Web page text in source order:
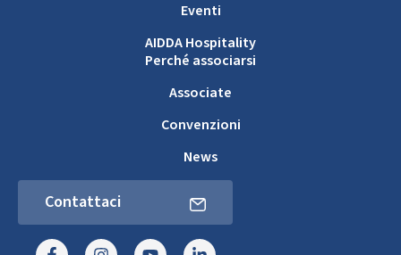
Eventi
AIDDA Hospitality
Perché associarsi
Associate
Convenzioni
News
Contattaci